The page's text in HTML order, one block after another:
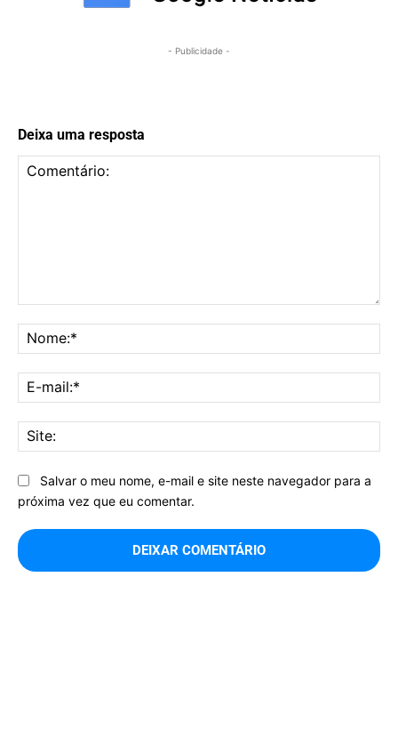
- Publicidade -
Deixa uma resposta
Salvar o meu nome, e-mail e site neste navegador para a
próxima vez que eu comentar.